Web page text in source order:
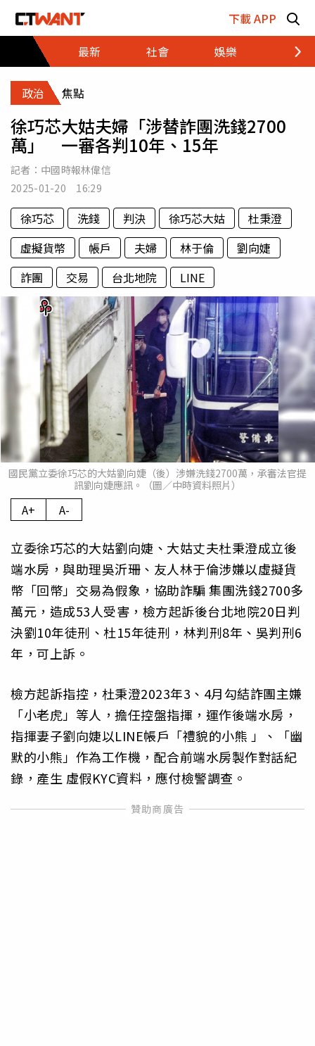
下載 APP
最新
社會 娛樂 財經
政治 焦點
徐巧芯大姑夫婦「涉替詐團洗錢2700
萬」 一審各判10年、15年
記者： 中國時報林偉信
2025-01-20 16:29
徐巧芯 洗錢 判決 徐巧芯大姑
杜秉澄
虛擬貨幣
帳戶 夫婦 林于倫
劉向婕
詐團
交易 台北地院 LINE
國民黨立委徐巧芯的大姑劉向婕（後）涉嫌洗錢2700萬，承審法官提
訊劉向婕應訊。（圖／中時資料照片）
A+ A-
立委徐巧芯的大姑劉向婕、大姑丈夫杜秉澄成立後
端水房，與助理吳沂珊、友人林于倫涉嫌以虛擬貨
幣「回幣」交易為假象，協助詐騙 集團洗錢2700多
萬元，造成53人受害，檢方起訴後台北地院20日判
決劉10年徒刑、杜15年徒刑，林判刑8年、吳判刑6
年，可上訴。
檢方起訴指控，杜秉澄2023年3、4月勾結詐團主嫌
「小老虎」等人，擔任控盤指揮，運作後端水房，
指揮妻子劉向婕以LINE帳戶「禮貌的小熊 」、「幽
默的小熊」作為工作機，配合前端水房製作對話紀
錄，產生 虛假KYC資料，應付檢警調查。